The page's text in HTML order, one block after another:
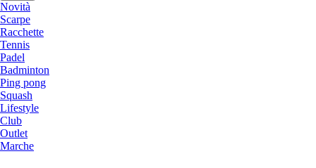
Novità
Scarpe
Racchette
Tennis
Padel
Badminton
Ping pong
Squash
Lifestyle
Club
Outlet
Marche